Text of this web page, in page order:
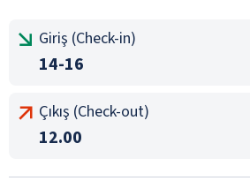
Giriş (Check-in)
14-16
Çıkış (Check-out)
12.00